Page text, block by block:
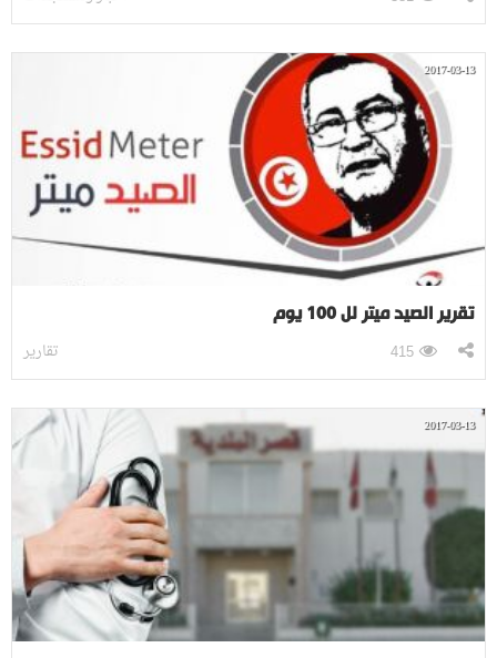
2017-03-13
تقرير الصيد ميتر لل 100 يوم
تقارير 415
2017-03-13